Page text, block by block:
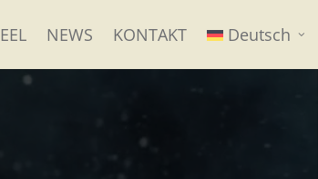
NEWS KONTAKT Deutsch